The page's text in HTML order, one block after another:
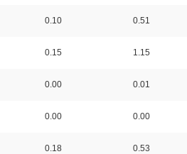
0.10 0.51
0.15 1.15
0.00 0.01
0.00 0.00
0.18 0.53